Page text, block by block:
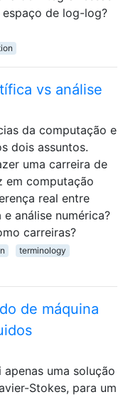
de log-log?
vs análise
da computação e
dois assuntos.
uma carreira de
em computação
real entre
análise numérica?
carreiras?
terminology
de máquina
uma solução
Stokes, para um